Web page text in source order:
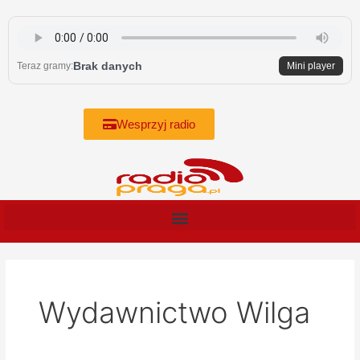
content
Teraz gramy:Brak danych Mini player
Wesprzyj radio
Wydawnictwo Wilga